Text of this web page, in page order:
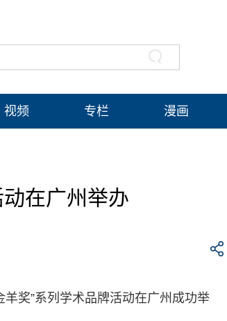
视频 专栏 漫画
在广州举办
羊奖”系列学术品牌活动在广州成功举